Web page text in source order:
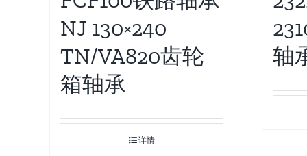
NJ 130×240
TN/VA820齿轮
箱轴承
详情
轴